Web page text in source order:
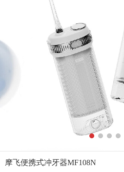
摩飞便携式冲牙器MF108N